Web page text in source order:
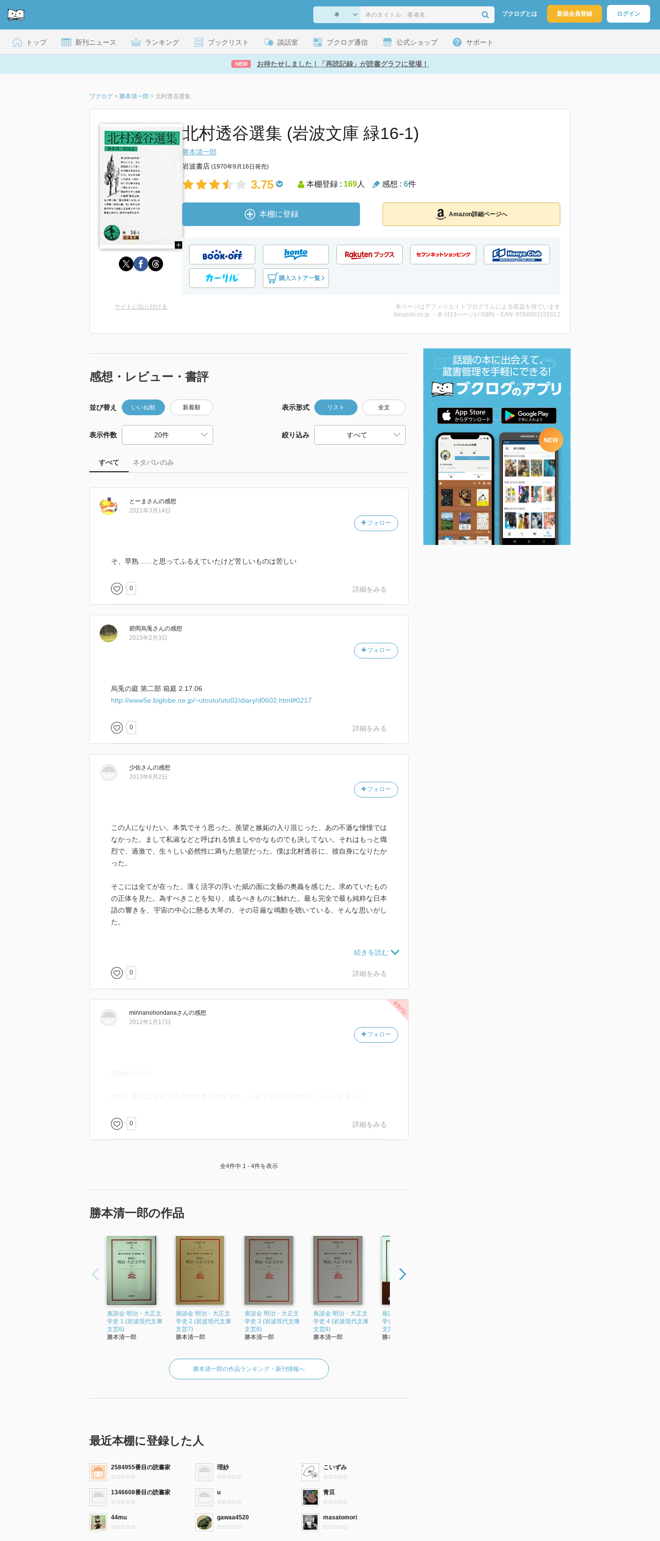
ブクログとは 新規会員登録 ログイン
トップ 新刊ニュース ランキング ブックリスト 談話室 ブクログ通信 公式ショップ サポート
NEW お待たせしました！「再読記録」が読書グラフに登場！
ブクログ > 勝本清一郎 > 北村透谷選集
北村透谷選集 (岩波文庫 緑16-1)
勝本清一郎
岩波書店 (1970年9月16日発売)
3.75 本棚登録 : 169人 感想 : 6件
本棚に登録 Amazon詳細ページへ
購入ストア一覧
サイトに貼り付ける
本ページはアフィリエイトプログラムによる収益を得ています
Amazon.co.jp ・本 (413ページ) / ISBN・EAN: 9784003101612
感想・レビュー・書評
並び替え いいね順 新着順 表示形式 リスト 全文
表示件数 絞り込み
すべて ネタバレのみ
とーま さんの感想
フォロー
2021年3月14日
そ、早熟……と思ってふるえていたけど苦しいものは苦しい
0 詳細をみる
碧岡烏兎さんの感想
フォロー
2015年2月3日
烏兎の庭 第二部 箱庭 2.17.06
http://www5e.biglobe.ne.jp/~utouto/uto02/diary/d0602.html#0217
0 詳細をみる
少佐さんの感想
フォロー
2013年6月2日
この人になりたい。本気でそう思った。羨望と嫉妬の入り混じった、あの不遜な憧憬では
なかった。まして私淑などと呼ばれる慎ましやかなものでも決してない。それはもっと熾
烈で、過激で、生々しい必然性に満ちた慾望だった。僕は北村透谷に、彼自身になりたか
った。
そこには全てが在った。薄く活字の浮いた紙の面に文藝の奥義を感じた。求めていたもの
の正体を見た。為すべきことを知り、成るべきものに触れた。最も完全で最も純粋な日本
語の響きを、宇宙の中心に懸る大琴の、その荘厳な鳴動を聴いている、そんな思いがし
た。
体の構成に至る全てが正しく配慮され、この上なく精密に作用していた。思索と想像が協
奏し、様々な観念が輻輳しながら構築する感覚世界は、まさに洗練の極みである。
標となった。透谷への接近こそが、むしろそれだけが、僕が何かを書く意味であった。
北村透谷という名の何が、当時の僕をそれほどまでに苛烈な衝動に駆り立てたのか。これ
動機には諸説あるが、自身が信念とする絶対的な平和主義と、時勢に支配的であった帝国
ち、あの恬淡たる円熟の境地を、彼は20代で切り拓いたのだ。稲妻に撃たれたような思い
てどこまでも流麗な文藝の典雅が、透谷弱冠23歳での達成と思うと、やはり驚くべき、真
に驚くべき天才である。
僕を駆り立てた焦燥は、彼の余りにも早過ぎる死に多く依るものであることは間違いな
い。その若さは、当時の僕に自らの無力と非才を刻み込むに充分であった。浮き彫りにさ
れた遠過ぎる距離を双眸に映して、僕は名状し難い昂揚に包まれ、その中で彼を、透谷を
強烈に求めた。それは感銘や衝撃よりずっと強く、ずっと速い、端的な慾望であった。
今尚、僕は彼の圧倒的な影響力の下に文章を書いている。彼の日本語の力を、人に筆を執
らせ、ものを書かせ、世界を考えさせる力を、僕は深く信じる。そしてその熱は、その迸
る英気は、やがて多くの志を運ぶだろう。
は日本語圏の人間にとって間違いなく豊かな充実であろう。しかし、彼がその格調高い語
りを巧みに操って描いたのは、自身の思索であるはずだ。彼が抱いた気高く麗しい志をこ
そ、我々は知らなくてはならない。彼を殺した信念の有様をもまた、知らなくてはならな
0 詳細をみる
minnanohondanaさんの感想
フォロー
2012年1月17日
0 詳細をみる
全4件中 1 - 4件を表示
勝本清一郎の作品
座談会 明治・大正文
学史 1 (岩波現代文庫
文芸6)
勝本清一郎
座談会 明治・大正文
学史 2 (岩波現代文庫
文芸7)
勝本清一郎
座談会 明治・大正文
学史 3 (岩波現代文庫
文芸8)
勝本清一郎
座談会 明治・大正文
学史 4 (岩波現代文庫
文芸9)
勝本清一郎
座談会 明治・大正文
学史 5 (岩波現代文庫
文芸10)
勝本清一郎
勝本清一郎の作品ランキング・新刊情報へ
最近本棚に登録した人
2584955番目の読書家 理紗 こいずみ
1346608番目の読書家 u 青豆
44mu gawaa4520 masatomori